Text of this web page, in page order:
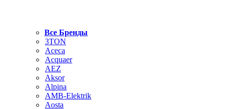
Все Бренды
3TON
Aceca
Acquaer
AEZ
Aksor
Alpina
AMB-Elektrik
Aosta